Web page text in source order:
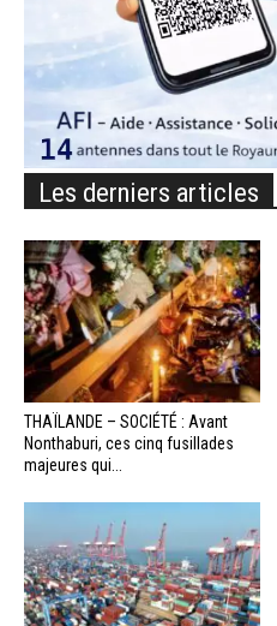
Les derniers articles
THAÏLANDE – SOCIÉTÉ : Avant
Nonthaburi, ces cinq fusillades
majeures qui...